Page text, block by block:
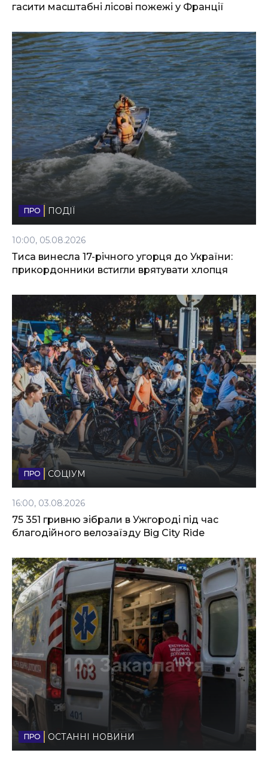
гасити масштабні лісові пожежі у Франції
ПОДІЇ
10:00, 05.08.2026
Тиса винесла 17-річного угорця до України:
прикордонники встигли врятувати хлопця
СОЦІУМ
16:00, 03.08.2026
75 351 гривню зібрали в Ужгороді під час
благодійного велозаїзду Big Сity Ride
ОСТАННІ НОВИНИ